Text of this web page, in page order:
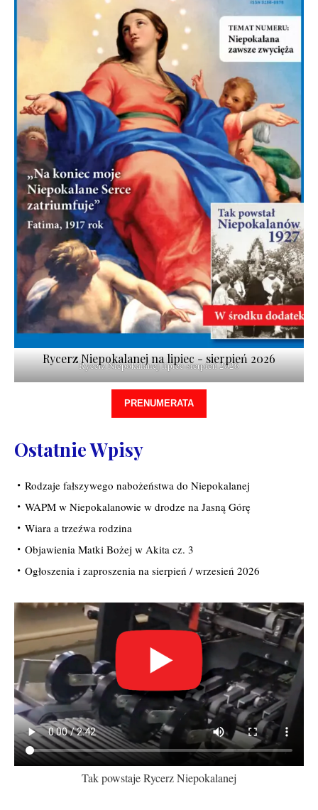
Rycerz Niepokalanej lipiec-sierpień 2026
Rycerz Niepokalanej na lipiec - sierpień 2026
PRENUMERATA
Ostatnie Wpisy
Rodzaje fałszywego nabożeństwa do Niepokalanej
WAPM w Niepokalanowie w drodze na Jasną Górę
Wiara a trzeźwa rodzina
Objawienia Matki Bożej w Akita cz. 3
Ogłoszenia i zaproszenia na sierpień / wrzesień 2026
Tak powstaje Rycerz Niepokalanej